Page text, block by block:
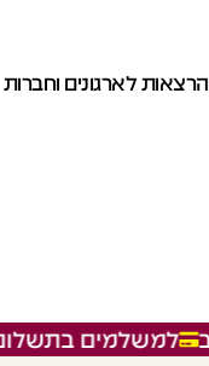
הרצאות לארגונים וחברות
למשלמים בתשלום